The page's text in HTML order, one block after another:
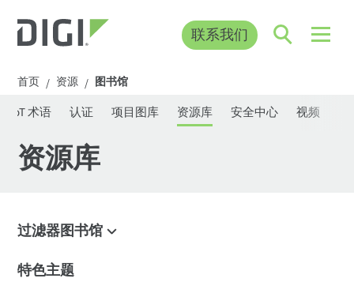
联系我们
首页 / 资源 / 图书馆
IoT 术语 认证 项目图库 资源库 安全中心 视频
资源库
过滤器图书馆
特色主题